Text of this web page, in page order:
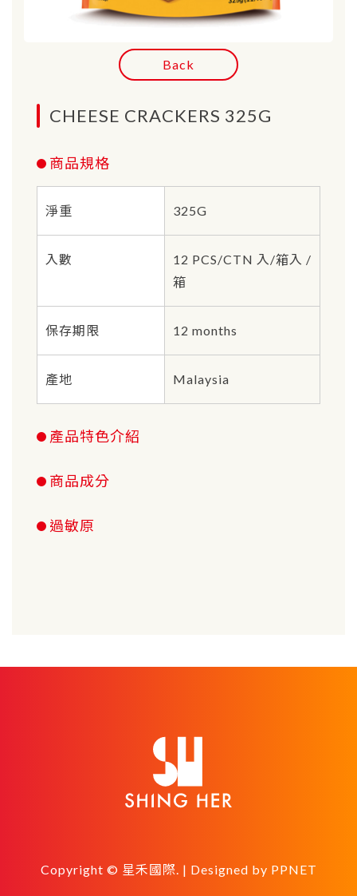
Back
CHEESE CRACKERS 325G
商品規格
淨重 325G
入數
12 PCS/CTN 入/箱入 /
箱
保存期限 12 months
產地 Malaysia
產品特色介紹
商品成分
過敏原
Copyright © 星禾國際. | Designed by PPNET